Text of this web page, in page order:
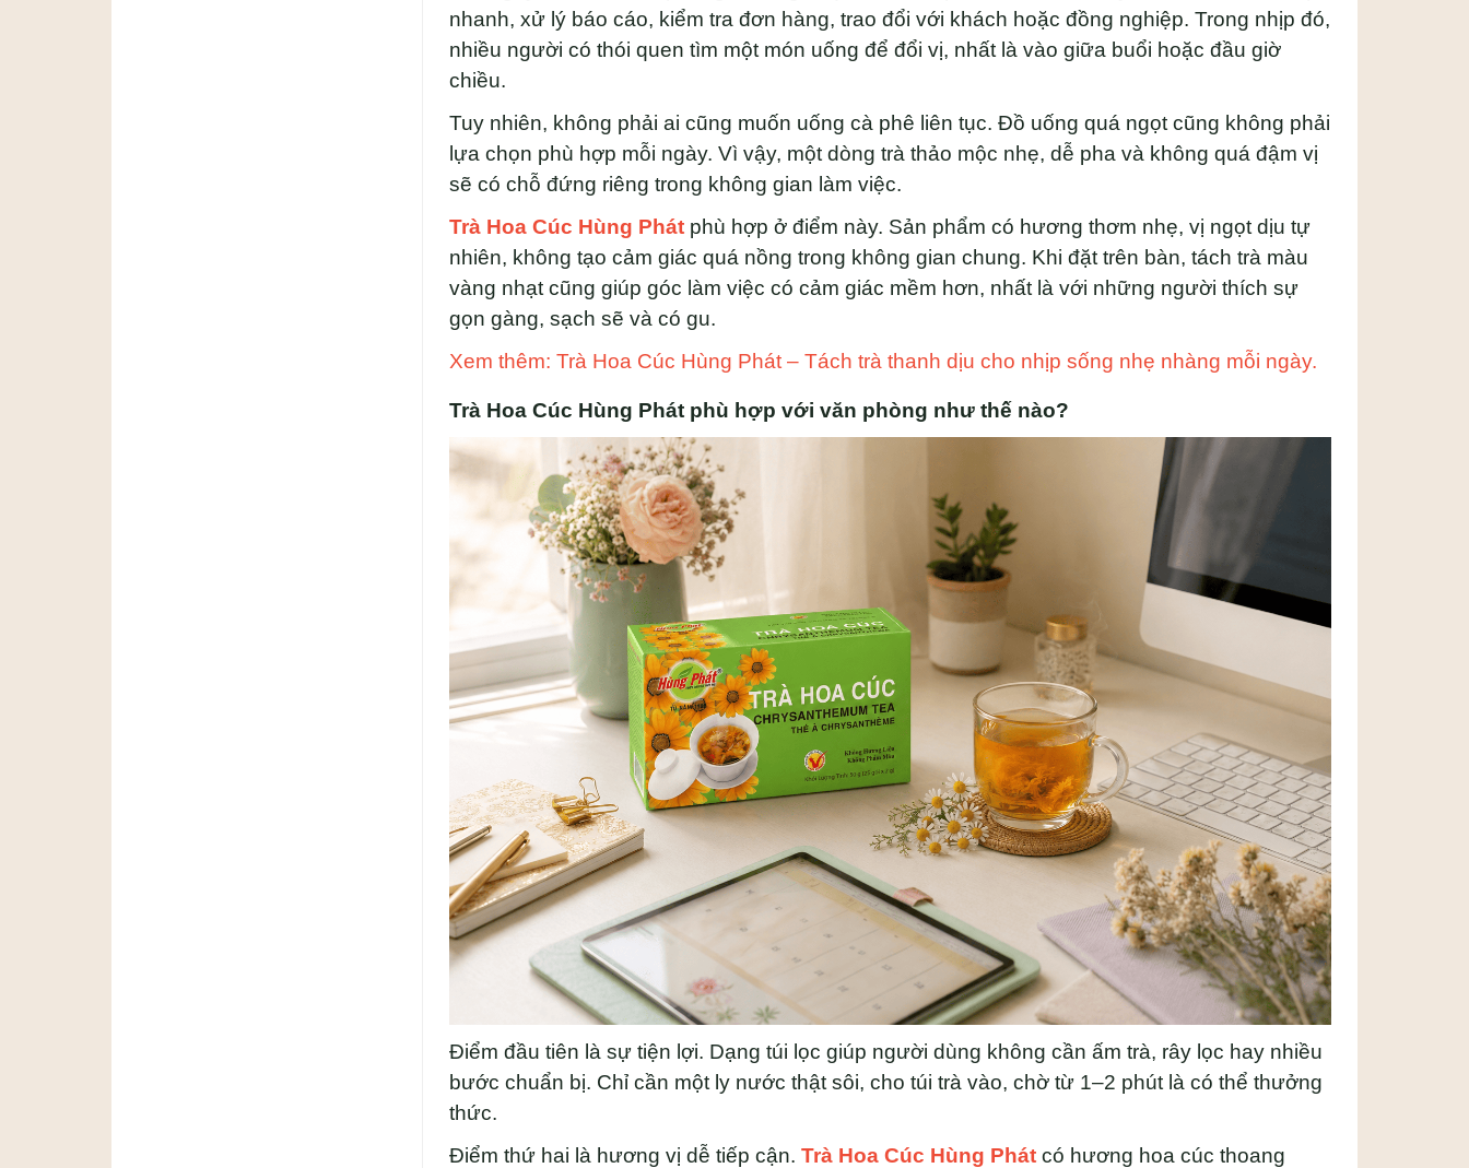
nhanh, xử lý báo cáo, kiểm tra đơn hàng, trao đổi với khách hoặc đồng nghiệp. Trong nhịp đó,
nhiều người có thói quen tìm một món uống để đổi vị, nhất là vào giữa buổi hoặc đầu giờ
chiều.
Tuy nhiên, không phải ai cũng muốn uống cà phê liên tục. Đồ uống quá ngọt cũng không phải
lựa chọn phù hợp mỗi ngày. Vì vậy, một dòng trà thảo mộc nhẹ, dễ pha và không quá đậm vị
sẽ có chỗ đứng riêng trong không gian làm việc.
Trà Hoa Cúc Hùng Phát phù hợp ở điểm này. Sản phẩm có hương thơm nhẹ, vị ngọt dịu tự
nhiên, không tạo cảm giác quá nồng trong không gian chung. Khi đặt trên bàn, tách trà màu
vàng nhạt cũng giúp góc làm việc có cảm giác mềm hơn, nhất là với những người thích sự
gọn gàng, sạch sẽ và có gu.
Xem thêm: Trà Hoa Cúc Hùng Phát – Tách trà thanh dịu cho nhịp sống nhẹ nhàng mỗi ngày.
Trà Hoa Cúc Hùng Phát phù hợp với văn phòng như thế nào?
Điểm đầu tiên là sự tiện lợi. Dạng túi lọc giúp người dùng không cần ấm trà, rây lọc hay nhiều
bước chuẩn bị. Chỉ cần một ly nước thật sôi, cho túi trà vào, chờ từ 1–2 phút là có thể thưởng
thức.
Điểm thứ hai là hương vị dễ tiếp cận. Trà Hoa Cúc Hùng Phát có hương hoa cúc thoang